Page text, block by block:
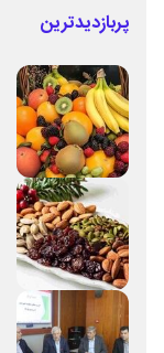
پربازدیدترین